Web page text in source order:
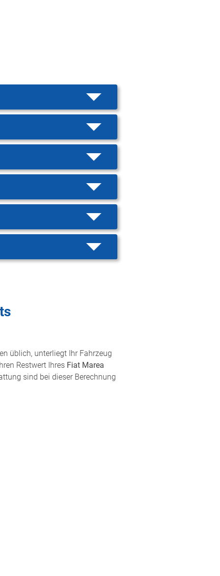
üblich, unterliegt Ihr Fahrzeug
Restwert Ihres Fiat Marea
sind bei dieser Berechnung